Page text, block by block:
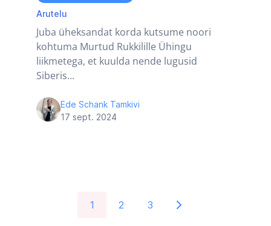
Arutelu
Juba üheksandat korda kutsume noori
kohtuma Murtud Rukkilille Ühingu
liikmetega, et kuulda nende lugusid
Siberis...
Ede Schank Tamkivi
17 sept. 2024
1 2 3